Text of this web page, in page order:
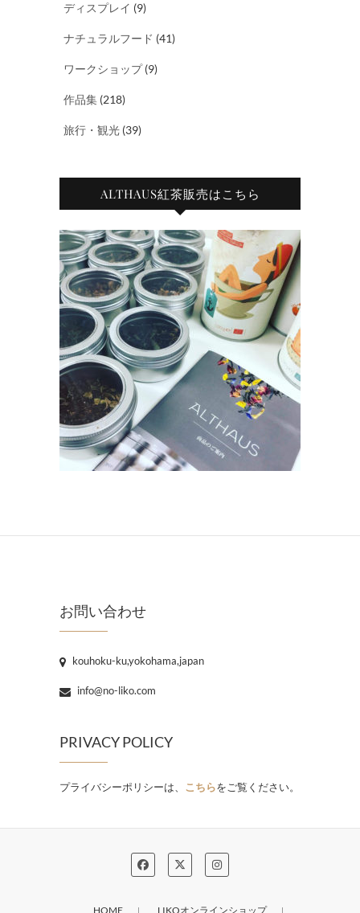
ディスプレイ (9)
ナチュラルフード (41)
ワークショップ(9)
作品集 (218)
旅行・観光 (39)
ALTHAUS紅茶販売はこちら
お問い合わせ
kouhoku-ku,yokohama,japan
info@no-liko.com
PRIVACY POLICY
プライバシーポリシーは、 こちらをご覧ください。
HOME LIKOオンラインショップ